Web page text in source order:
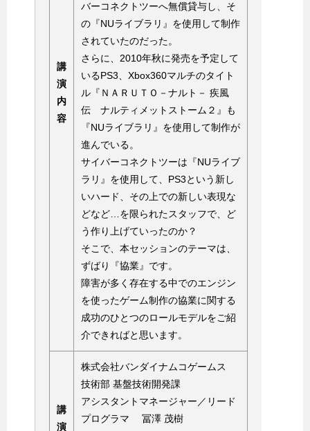
講
演
内
容
バーコネクトツーへ無償貸与し、そ
の『NUライブラリ』を使用して制作
されていたのだった。
さらに、2010年秋に発売を予定して
いるPS3、Xbox360マルチのタイト
ル『ＮＡＲＵＴＯ－ナルト－ 疾風
伝 ナルティメットストーム２』も
『NUライブラリ』を使用して制作が
進んでいる。
サイバーコネクトツーは『NUライブ
ラリ』を使用して、PS3という新し
いハード、その上での新しい表現な
どなど…を限られたスタッフで、ど
う作り上げていったのか？
そこで、本セッションのテーマは、
ずばり『協業』です。
障害が多く存在する中でのエンジン
を使ったゲーム制作の協業に関する
成功のひとつのロールモデルをご紹
介できればと思います。
講
演
株式会社バンダイナムコゲームス
技術部 基盤技術開発課
アシスタントマネージャー／リード
プログラマ 冨澤 茂樹